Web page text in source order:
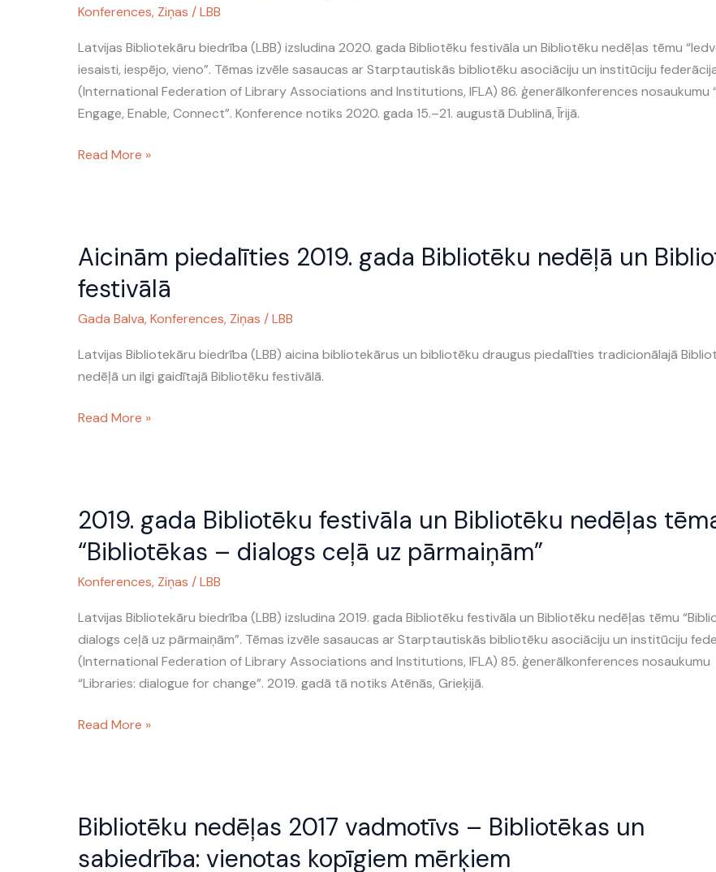
Konferences, Ziņas /LBB
Latvijas Bibliotekāru biedrība (LBB) izsludina 2020. gada Bibliotēku festivāla un Bibliotēku nedēļas tēmu
iesaisti, iespējo, vieno”. Tēmas izvēle sasaucas ar Starptautiskās bibliotēku asociāciju un institūciju
(International Federation of Library Associations and Institutions, IFLA) 86. ģenerālkonferences nosaukumu
Engage, Enable, Connect”. Konference notiks 2020. gada 15.–21. augustā Dublinā, Īrijā.
un
nedēļas
tēma
–
“Iedvesmo,
Read More »
Aicinām piedalīties 2019. gada Bibliotēku nedēļā un
festivālā
Gada Balva,Konferences, Ziņas /LBB
Latvijas Bibliotekāru biedrība (LBB) aicina bibliotekārus un bibliotēku draugus piedalīties tradicionālajā
nedēļā un ilgi gaidītajā Bibliotēku festivālā.
piedalīties
2019.
gada
Bibliotēku
un
Bibliotēku
Read More »
2019. gada Bibliotēku festivāla un Bibliotēku nedēļas
“Bibliotēkas – dialogs ceļā uz pārmaiņām”
Konferences, Ziņas /LBB
Latvijas Bibliotekāru biedrība (LBB) izsludina 2019. gada Bibliotēku festivāla un Bibliotēku nedēļas tēmu
dialogs ceļā uz pārmaiņām”. Tēmas izvēle sasaucas ar Starptautiskās bibliotēku asociāciju un institūciju
(International Federation of Library Associations and Institutions, IFLA) 85. ģenerālkonferences nosaukumu
“Libraries: dialogue for change”. 2019. gadā tā notiks Atēnās, Grieķijā.
gada
Bibliotēku
festivāla
un
nedēļas
tēma
–
“Bibliotēkas
Read More »
Bibliotēku nedēļas 2017 vadmotīvs – Bibliotēkas un
sabiedrība: vienotas kopīgiem mērķiem
nedēļas
vadmotīvs